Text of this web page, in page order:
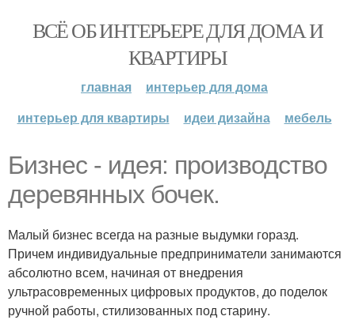
ВСЁ ОБ ИНТЕРЬЕРЕ ДЛЯ ДОМА И
КВАРТИРЫ
главная
интерьер для дома
интерьер для квартиры
идеи дизайна мебель
Бизнес - идея: производство
деревянных бочек.
Малый бизнес всегда на разные выдумки горазд.
Причем индивидуальные предприниматели занимаются
абсолютно всем, начиная от внедрения
ультрасовременных цифровых продуктов, до поделок
ручной работы, стилизованных под старину.